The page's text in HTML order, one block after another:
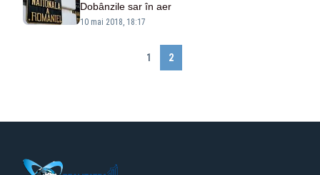
Dobânzile sar în aer
10 mai 2018, 18:17
1 2